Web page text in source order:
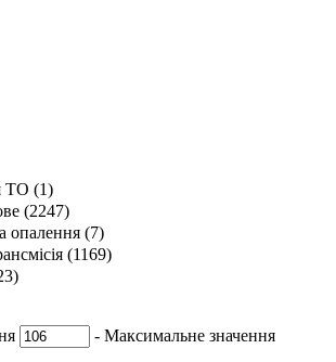
ТО (1)
(2247)
опалення (7)
(1169)
- Максимальне значення